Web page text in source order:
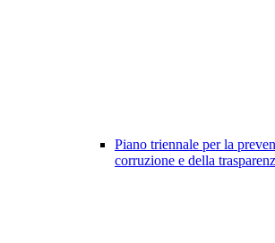
Piano triennale per la
corruzione e della